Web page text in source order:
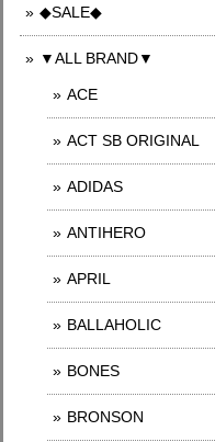
◆SALE◆
▼ALL BRAND▼
ACE
ACT SB ORIGINAL
ADIDAS
ANTIHERO
APRIL
BALLAHOLIC
BONES
BRONSON